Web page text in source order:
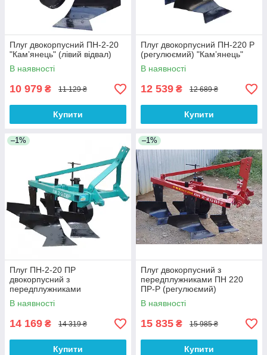
Плуг двокорпусний ПН-2-20
"Камʼянець" (лівий відвал)
В наявності
10 979 ₴ 11 129 ₴
Купити
Плуг двокорпусний ПН-220 Р
(регулюємий) "Камʼянець"
В наявності
12 539 ₴ 12 689 ₴
Купити
–1%
Плуг ПН-2-20 ПР
двокорпусний з
передплужниками
"Камʼянець"
В наявності
14 169 ₴ 14 319 ₴
Купити
–1%
Плуг двокорпусний з
передплужниками ПН 220
ПР-Р (регулюємий)
"Камʼянець"
В наявності
15 835 ₴ 15 985 ₴
Купити